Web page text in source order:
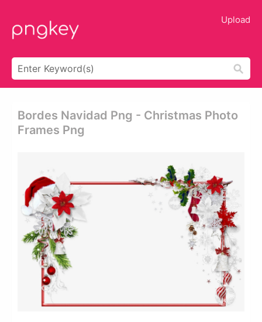
Upload
Bordes Navidad Png - Christmas Photo
Frames Png